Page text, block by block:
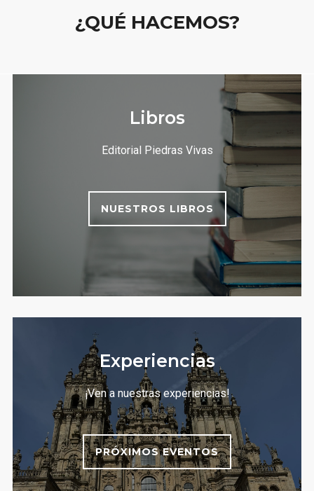
¿QUÉ HACEMOS?
Libros
Editorial Piedras Vivas
NUESTROS LIBROS
Experiencias
¡Ven a nuestras experiencias!
PRÓXIMOS EVENTOS